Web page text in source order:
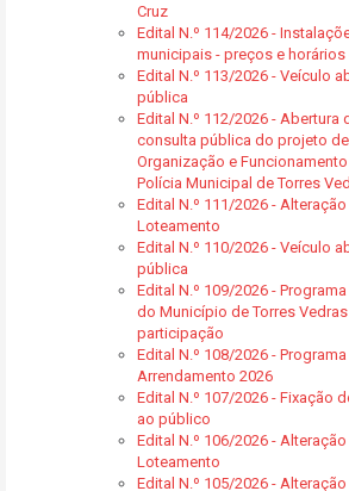
Cruz
Edital N.º 114/2026 -
municipais - preços e
Edital N.º 113/2026 - Veículo
pública
Edital N.º 112/2026 - Abertura
consulta pública do projeto
Organização e
Polícia Municipal de Torres
Edital N.º 111/2026 -
Loteamento
Edital N.º 110/2026 - Veículo
pública
Edital N.º 109/2026 -
do Município de Torres
participação
Edital N.º 108/2026 -
Arrendamento 2026
Edital N.º 107/2026 - Fixação
ao público
Edital N.º 106/2026 -
Loteamento
Edital N.º 105/2026 -